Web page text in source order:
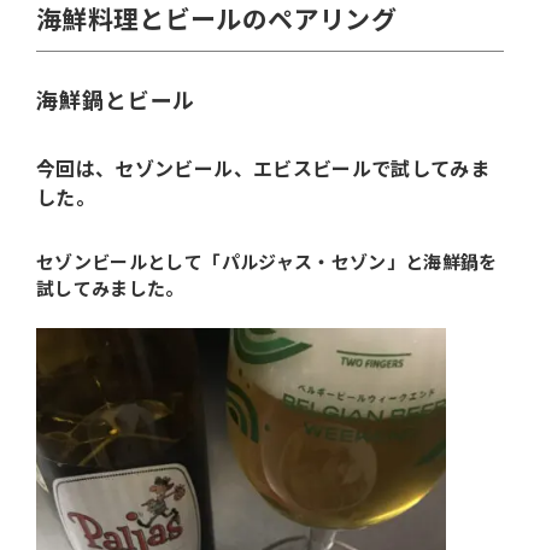
海鮮料理とビールのペアリング
海鮮鍋とビール
今回は、セゾンビール、エビスビールで試してみま
した。
セゾンビールとして「パルジャス・セゾン」と海鮮鍋を
試してみました。